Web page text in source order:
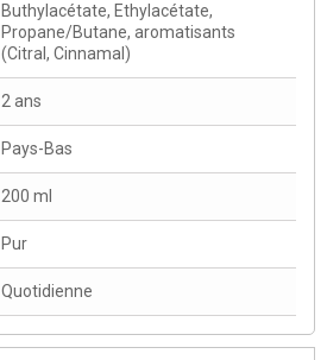
Buthylacétate, Ethylacétate,
Propane/Butane, aromatisants
(Citral, Cinnamal)
2 ans
Pays-Bas
200 ml
Pur
Quotidienne